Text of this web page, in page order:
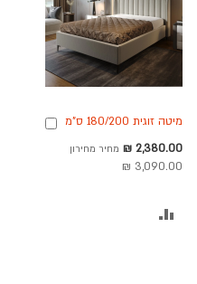
מיטה זוגית 180/200 ס"מ
מחיר
מבצע
2,380.00 ₪ מחיר מחירון
3,090.00 ₪
הוספה